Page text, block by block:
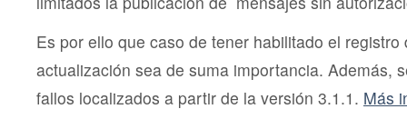
Es por ello que caso de tener habilitado el registro
actualización sea de suma importancia. Además,
fallos localizados a partir de la versión 3.1.1. Más